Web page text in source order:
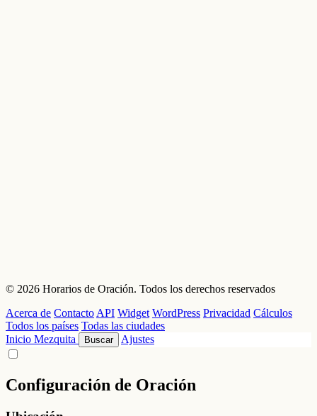
© 2026 Horarios de Oración. Todos los derechos reservados
Acerca de ContactoAPI Widget WordPress Privacidad Cálculos
Todos los países Todas las ciudades
Inicio Mezquita Buscar Ajustes
Configuración de Oración